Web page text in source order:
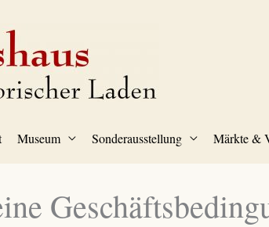
Museum Sonderausstellung Märkte &